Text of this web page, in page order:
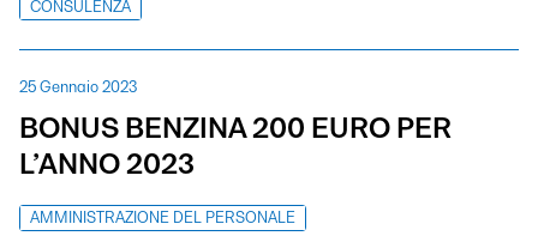
CONSULENZA
25 Gennaio 2023
BONUS BENZINA 200 EURO PER
L’ANNO 2023
AMMINISTRAZIONE DEL PERSONALE